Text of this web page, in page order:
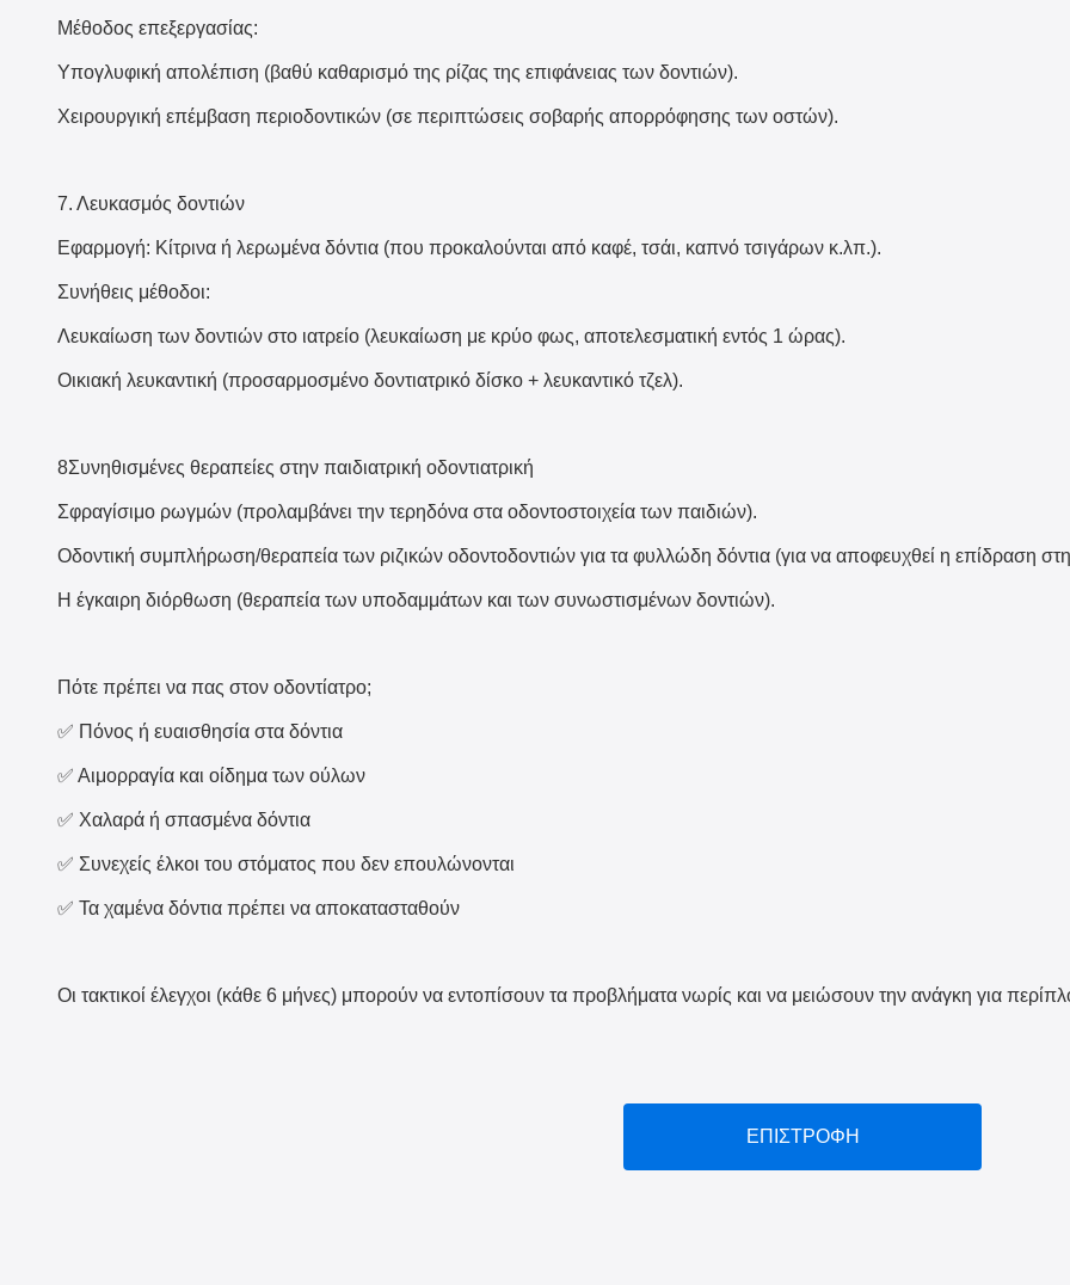
Μέθοδος επεξεργασίας:
Υπογλυφική απολέπιση (βαθύ καθαρισμό της ρίζας της επιφάνειας των δοντιών).
Χειρουργική επέμβαση περιοδοντικών (σε περιπτώσεις σοβαρής απορρόφησης των οστών).
7. Λευκασμός δοντιών
Εφαρμογή: Κίτρινα ή λερωμένα δόντια (που προκαλούνται από καφέ, τσάι, καπνό τσιγάρων κ.λπ.).
Συνήθεις μέθοδοι:
Λευκαίωση των δοντιών στο ιατρείο (λευκαίωση με κρύο φως, αποτελεσματική εντός 1 ώρας).
Οικιακή λευκαντική (προσαρμοσμένο δοντιατρικό δίσκο + λευκαντικό τζελ).
8Συνηθισμένες θεραπείες στην παιδιατρική οδοντιατρική
Σφραγίσιμο ρωγμών (προλαμβάνει την τερηδόνα στα οδοντοστοιχεία των παιδιών).
Οδοντική συμπλήρωση/θεραπεία των ριζικών οδοντοδοντιών για τα φυλλώδη δόντια (για να αποφευχθεί η επίδραση
Η έγκαιρη διόρθωση (θεραπεία των υποδαμμάτων και των συνωστισμένων δοντιών).
Πότε πρέπει να πας στον οδοντίατρο;
✅ Πόνος ή ευαισθησία στα δόντια
✅ Αιμορραγία και οίδημα των ούλων
✅ Χαλαρά ή σπασμένα δόντια
✅ Συνεχείς έλκοι του στόματος που δεν επουλώνονται
✅ Τα χαμένα δόντια πρέπει να αποκατασταθούν
Οι τακτικοί έλεγχοι (κάθε 6 μήνες) μπορούν να εντοπίσουν τα προβλήματα νωρίς και να μειώσουν την ανάγκη για
ΕΠΙΣΤΡΟΦΗ